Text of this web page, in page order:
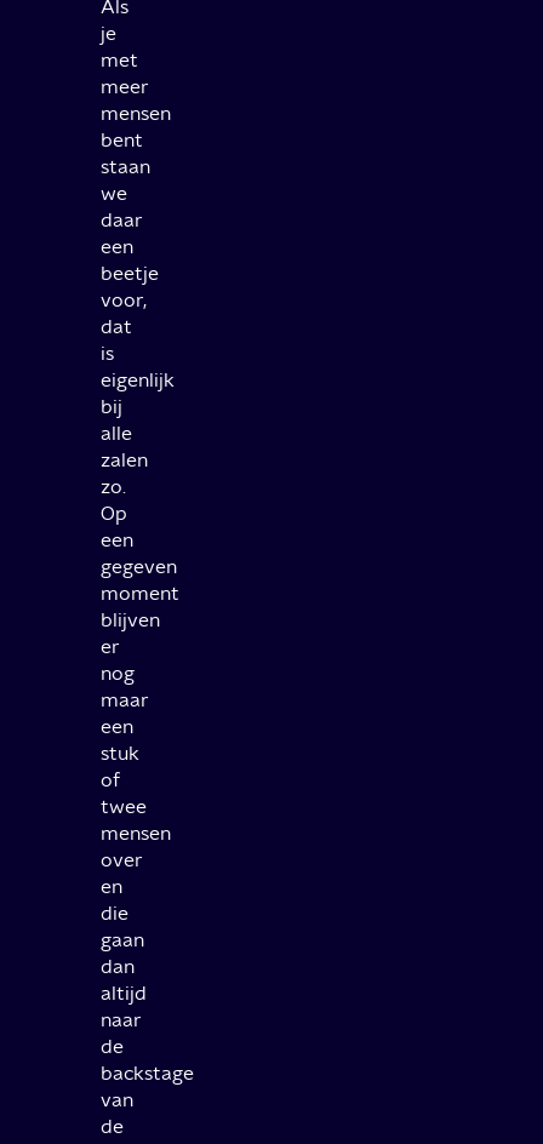
Als
je
met
meer
mensen
bent
staan
we
daar
een
beetje
voor,
dat
is
eigenlijk
bij
alle
zalen
zo.
Op
een
gegeven
moment
blijven
er
nog
maar
een
stuk
of
twee
mensen
over
en
die
gaan
dan
altijd
naar
de
backstage
van
de